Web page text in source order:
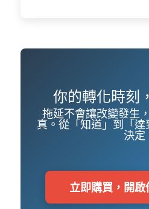
你的轉化時刻
拖延不會讓改變發生
真。從「知道」到「
決定
立即購買，開